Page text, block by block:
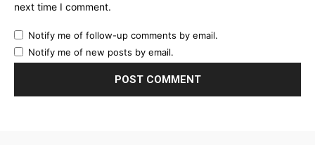
next time I comment.
Notify me of follow-up comments by email.
Notify me of new posts by email.